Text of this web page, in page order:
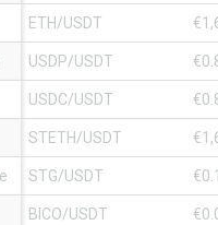
ETH/USDT
USDP/USDT
USDC/USDT
STETH/USDT
STG/USDT
BICO/USDT